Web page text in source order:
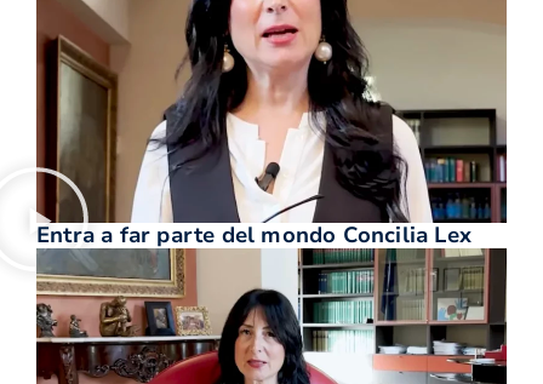
Entra a far parte del mondo Concilia Lex